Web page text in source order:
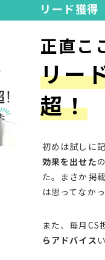
リード獲得
正直こ
リー
超！
初めは試しに
効果を出せた
た。まさか掲
は思ってなか
また、毎月CS
らアドバイス